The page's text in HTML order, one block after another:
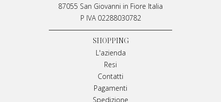
87055 San Giovanni in Fiore Italia
P IVA 02288030782
SHOPPING
L'azienda
Resi
Contatti
Pagamenti
Spedizione